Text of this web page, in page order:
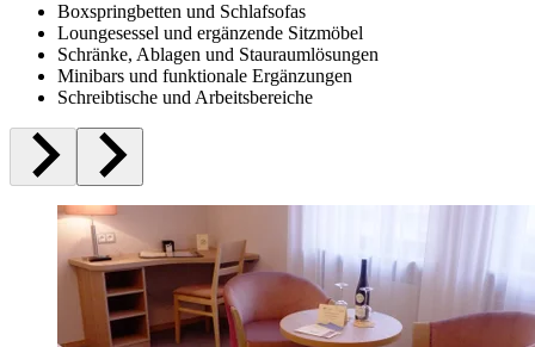
Boxspringbetten und Schlafsofas
Loungesessel und ergänzende Sitzmöbel
Schränke, Ablagen und Stauraumlösungen
Minibars und funktionale Ergänzungen
Schreibtische und Arbeitsbereiche